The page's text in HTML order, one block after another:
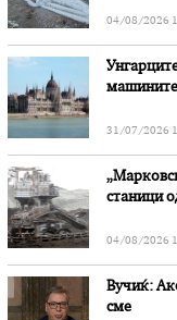
04/08/2026
машините
31/07/2026
станици
04/08/2026
Вучиќ:
сме